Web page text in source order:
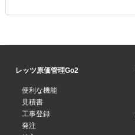
レッツ原価管理Go2
便利な機能
見積書
工事登録
発注